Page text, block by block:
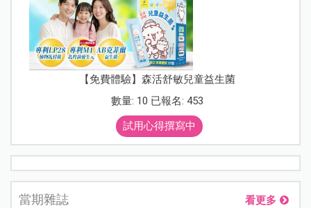
【免費體驗】森活舒敏兒童益生菌
數量: 10 已報名: 453
試用心得撰寫中
當期雜誌 看更多